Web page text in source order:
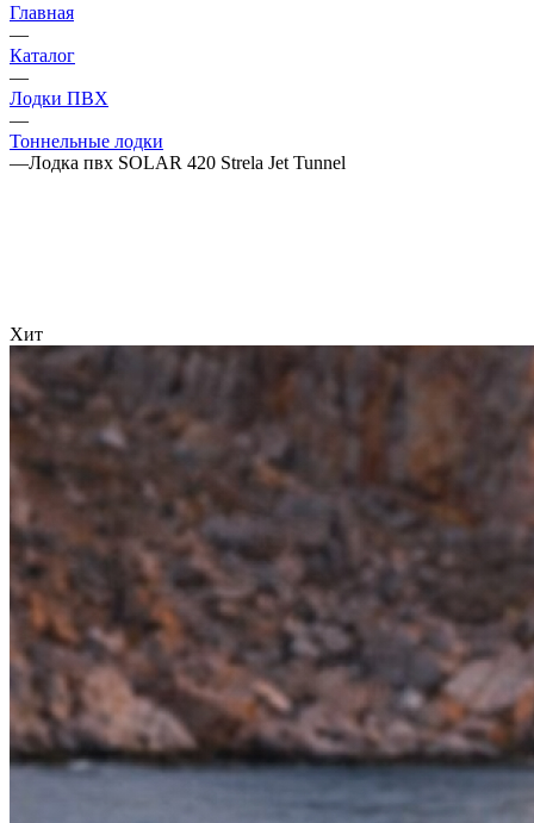
Главная
—
Каталог
—
Лодки ПВХ
—
Тоннельные лодки
—Лодка пвх SOLAR 420 Strela Jet Tunnel
Хит